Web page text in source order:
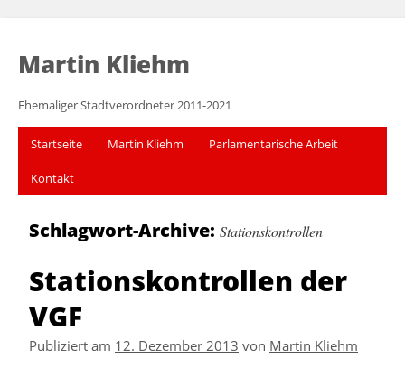
Martin Kliehm
Ehemaliger Stadtverordneter 2011-2021
Startseite Martin Kliehm Parlamentarische Arbeit
Kontakt
Schlagwort-Archive: Stationskontrollen
Stationskontrollen der
VGF
Publiziert am 12. Dezember 2013 von Martin Kliehm